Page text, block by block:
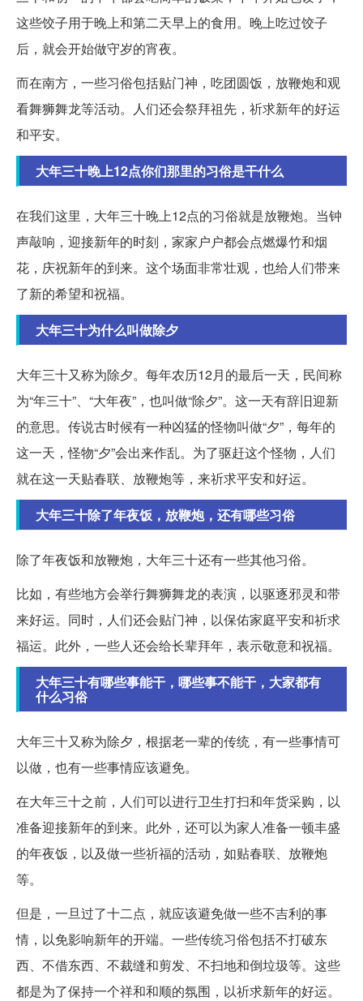
这些饺子用于晚上和第二天早上的食用。晚上吃过饺子
后，就会开始做守岁的宵夜。
而在南方，一些习俗包括贴门神，吃团圆饭，放鞭炮和观
看舞狮舞龙等活动。人们还会祭拜祖先，祈求新年的好运
和平安。
大年三十晚上12点你们那里的习俗是干什么
在我们这里，大年三十晚上12点的习俗就是放鞭炮。当钟
声敲响，迎接新年的时刻，家家户户都会点燃爆竹和烟
花，庆祝新年的到来。这个场面非常壮观，也给人们带来
了新的希望和祝福。
大年三十为什么叫做除夕
大年三十又称为除夕。每年农历12月的最后一天，民间称
为“年三十”、“大年夜”，也叫做“除夕”。这一天有辞旧迎新
的意思。传说古时候有一种凶猛的怪物叫做“夕”，每年的
这一天，怪物“夕”会出来作乱。为了驱赶这个怪物，人们
就在这一天贴春联、放鞭炮等，来祈求平安和好运。
大年三十除了年夜饭，放鞭炮，还有哪些习俗
除了年夜饭和放鞭炮，大年三十还有一些其他习俗。
比如，有些地方会举行舞狮舞龙的表演，以驱逐邪灵和带
来好运。同时，人们还会贴门神，以保佑家庭平安和祈求
福运。此外，一些人还会给长辈拜年，表示敬意和祝福。
大年三十有哪些事能干，哪些事不能干，大家都有
什么习俗
大年三十又称为除夕，根据老一辈的传统，有一些事情可
以做，也有一些事情应该避免。
在大年三十之前，人们可以进行卫生打扫和年货采购，以
准备迎接新年的到来。此外，还可以为家人准备一顿丰盛
的年夜饭，以及做一些祈福的活动，如贴春联、放鞭炮
等。
但是，一旦过了十二点，就应该避免做一些不吉利的事
情，以免影响新年的开端。一些传统习俗包括不打破东
西、不借东西、不裁缝和剪发、不扫地和倒垃圾等。这些
都是为了保持一个祥和和顺的氛围，以祈求新年的好运。